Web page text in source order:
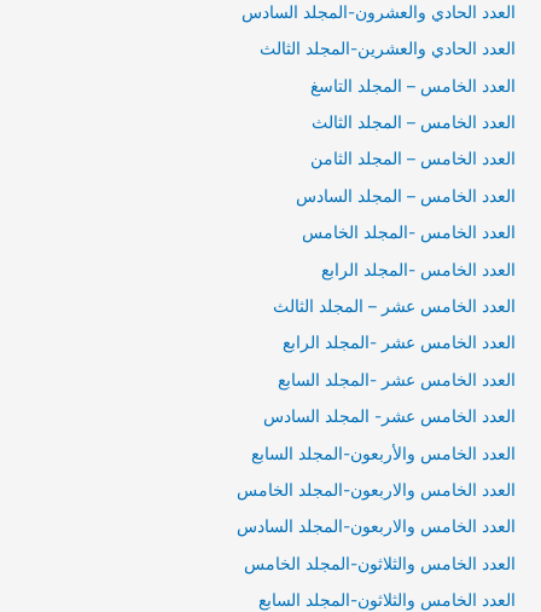
العدد الحادي والعشرون-المجلد السادس
العدد الحادي والعشرين-المجلد الثالث
العدد الخامس – المجلد التاسغ
العدد الخامس – المجلد الثالث
العدد الخامس – المجلد الثامن
العدد الخامس – المجلد السادس
العدد الخامس -المجلد الخامس
العدد الخامس -المجلد الرابع
العدد الخامس عشر – المجلد الثالث
العدد الخامس عشر -المجلد الرابع
العدد الخامس عشر -المجلد السابع
العدد الخامس عشر- المجلد السادس
العدد الخامس والأربعون-المجلد السابع
العدد الخامس والاربعون-المجلد الخامس
العدد الخامس والاربعون-المجلد السادس
العدد الخامس والثلاثون-المجلد الخامس
العدد الخامس والثلاثون-المجلد السابع